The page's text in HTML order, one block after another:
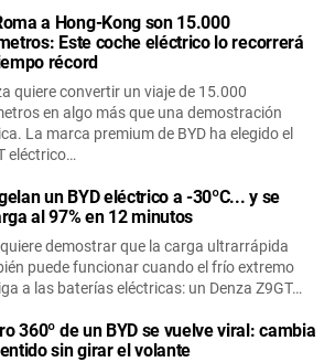
a Hong-Kong son 15.000
Este coche eléctrico lo recorrerá
récord
quiere convertir un viaje de 15.000
en algo más que una demostración
La marca premium de BYD ha elegido el
eléctrico…
un BYD eléctrico a -30ºC... y se
al 97% en 12 minutos
quiere demostrar que la carga ultrarrápida
puede funcionar cuando el frío extremo
a las baterías eléctricas: un Denza Z9GT…
360º de un BYD se vuelve viral: cambia
sin girar el volante